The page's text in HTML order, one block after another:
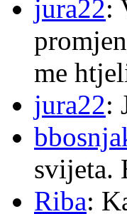
jura22:
me
jura22:
svijeta.
Riba: